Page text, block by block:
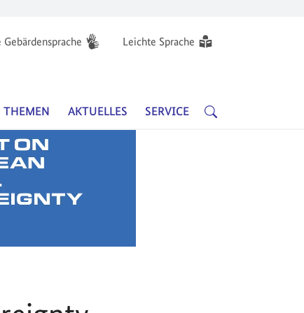
Gebärdensprache Leichte Sprache
THEMEN AKTUELLES SERVICE SUCHE